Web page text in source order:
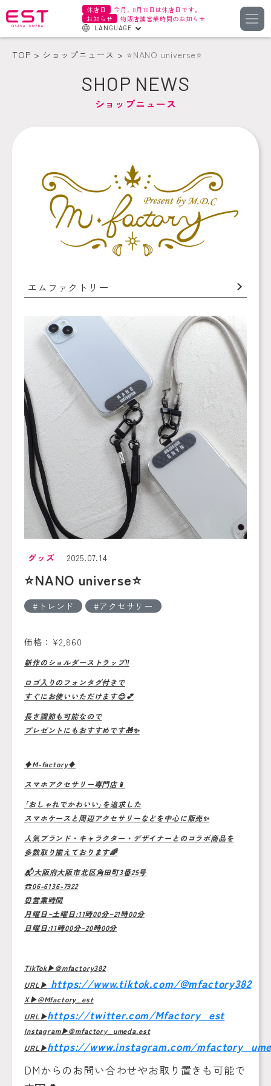
休店日
今月、8月18日は休店日です。
お知らせ
物販店舗営業時間のお知らせ
LANGUAGE
簡体字
繁体字
TOP ショップニュース ⭐️NANO universe⭐️
SHOP NEWS
ショップニュース
エムファクトリー
グッズ 2025.07.14
⭐️NANO universe⭐️
トレンド アクセサリー
価格：¥2,860
新作のショルダーストラップ‼️
ロゴ入りのフォンタグ付きで
すぐにお使いいただけます😊💕
長さ調節も可能なので
プレゼントにもおすすめです🎁✨
♦️M-factory♦️
スマホアクセサリー専門店📱
｢おしゃれでかわいい｣を追求した
スマホケースと周辺アクセサリーなどを中心に販売✨
人気ブランド・キャラクター・デザイナーとのコラボ商品を
多数取り揃えております🌈
📬大阪府大阪市北区角田町3番25号
☎️06-6136-7922
⏰営業時間
月曜日~土曜日:11時00分~21時00分
日曜日:11時00分~20時00分
TikTok▶︎@mfactory382
URL▶︎ https://www.tiktok.com/@mfactory382
X▶︎@Mfactory_est
URL▶︎https://twitter.com/Mfactory_est
Instagram▶︎@mfactory_umeda.est
URL▶︎https://www.instagram.com/
DMからのお問い合わせやお取り置きも可能で